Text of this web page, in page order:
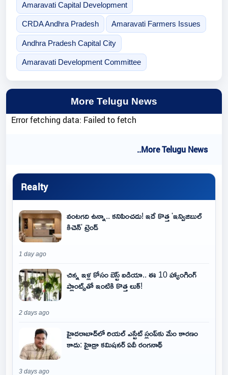
Amaravati Capital Development
CRDA Andhra Pradesh Amaravati Farmers Issues
Andhra Pradesh Capital City
Amaravati Development Committee
More Telugu News
Error fetching data: Failed to fetch
..More Telugu News
Realty
వంటగది ఉన్నా.. కనిపించదు! ఇదే కొత్త 'ఇన్విజిబుల్
కిచెన్' ట్రెండ్
1 day ago
చిన్న ఇళ్ల కోసం బెస్ట్ ఐడియా.. ఈ 10 హ్యాంగింగ్
ప్లాంట్స్‌తో ఇంటికి కొత్త లుక్!
2 days ago
హైదరాబాద్‌లో రియల్ ఎస్టేట్ స్లంప్‌కు మేం కారణం
కాదు: హైడ్రా కమిషనర్ ఏవీ రంగనాథ్
3 days ago